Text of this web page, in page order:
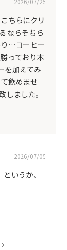
ちらにクリ
ならそちら
り…コーヒー
っており本
を加えてみ
飲めませ
しました｡
2026/07/05
いうか、